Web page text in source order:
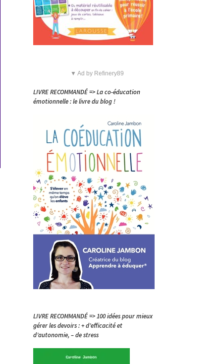
▼ Ad by Refinery89
LIVRE RECOMMANDÉ => La co-éducation
émotionnelle : le livre du blog !
LIVRE RECOMMANDÉ => 100 idées pour mieux
gérer les devoirs : + d’efficacité et
d’autonomie, – de stress